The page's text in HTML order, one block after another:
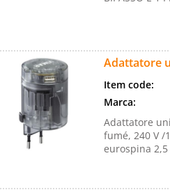
Adattatore
Item code:
Marca:
Adattatore
fumé, 240 V /
eurospina